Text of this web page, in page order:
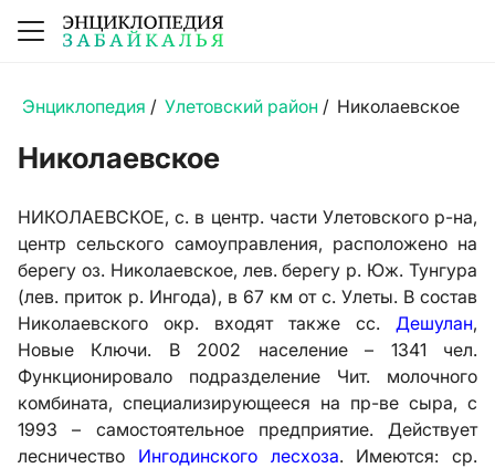
Энциклопедия / Улетовский район / Николаевское
Николаевское
НИКОЛАЕВСКОЕ, с. в центр. части Улетовского р-на,
центр сельского самоуправления, расположено на
берегу оз. Николаевское, лев. берегу р. Юж. Тунгура
(лев. приток р. Ингода), в 67 км от с. Улеты. В состав
Николаевского окр. входят также сс. Дешулан,
Новые Ключи. В 2002 население – 1341 чел.
Функционировало подразделение Чит. молочного
комбината, специализирующееся на пр-ве сыра, с
1993 – самостоятельное предприятие. Действует
лесничество Ингодинского лесхоза. Имеются: ср.